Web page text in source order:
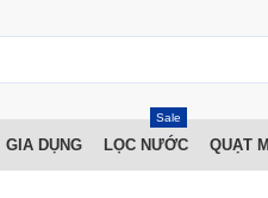
GIA DỤNG LỌC NƯỚC
Sale
QUẠT